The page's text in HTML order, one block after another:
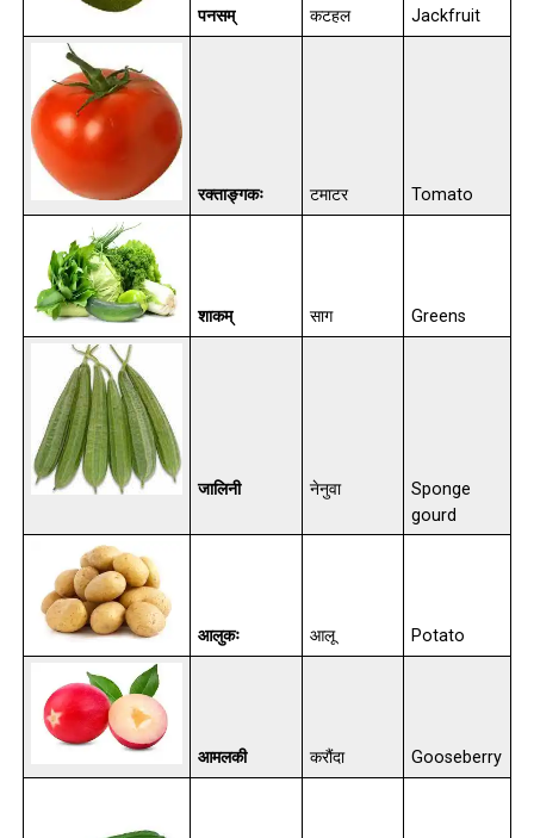
पनसम् कटहल Jackfruit
रक्ताङ्गकः टमाटर Tomato
शाकम् साग Greens
जालिनी नेनुवा
Sponge
gourd
आलुकः आलू Potato
आमलकी करौंदा Gooseberry